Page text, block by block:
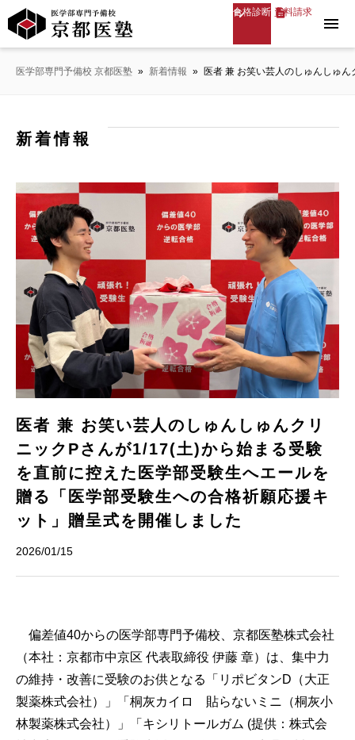
合格診断 資料請求
menu
医学部専門予備校 京都医塾 » 新着情報 » 医者 兼 お笑い芸人のしゅんしゅ
新着情報
医者 兼 お笑い芸人のしゅんしゅんクリ
ニックPさんが1/17(土)から始まる受験
を直前に控えた医学部受験生へエールを
贈る「医学部受験生への合格祈願応援キ
ット」贈呈式を開催しました
2026/01/15
偏差値40からの医学部専門予備校、京都医塾株式会社
（本社：京都市中京区 代表取締役 伊藤 章）は、集中力
の維持・改善に受験のお供となる「リポビタンD（大正
製薬株式会社）」「桐灰カイロ 貼らないミニ（桐灰小
林製薬株式会社）」「キシリトールガム (提供：株式会